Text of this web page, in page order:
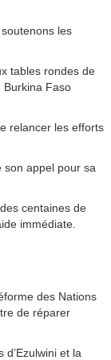
les
tables rondes de
Burkina Faso
relancer les efforts
son appel pour sa
centaines de
immédiate.
des Nations
de réparer
et la